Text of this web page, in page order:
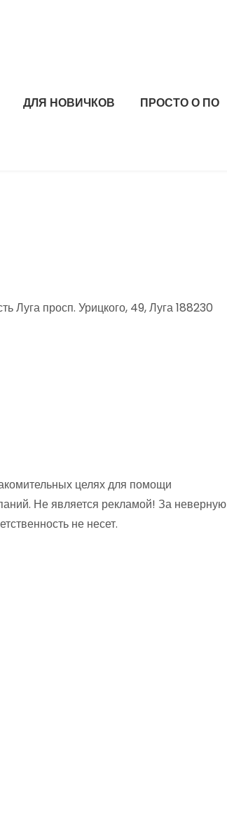
ДЛЯ НОВИЧКОВ ПРОСТО О ПО
Луга просп. Урицкого, 49, Луга 188230
целях для помощи
Не является рекламой! За неверную
не несет.